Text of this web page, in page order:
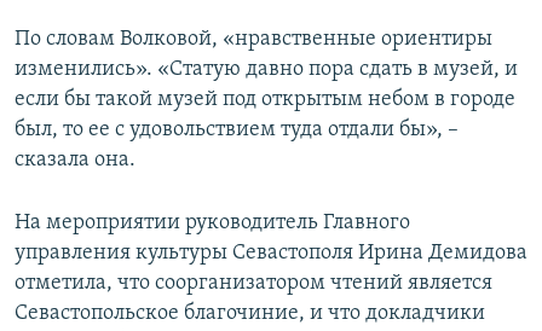
По словам Волковой, «нравственные ориентиры
изменились». «Статую давно пора сдать в музей, и
если бы такой музей под открытым небом в городе
был, то ее с удовольствием туда отдали бы», –
сказала она.
На мероприятии руководитель Главного
управления культуры Севастополя Ирина Демидова
отметила, что соорганизатором чтений является
Севастопольское благочиние, и что докладчики